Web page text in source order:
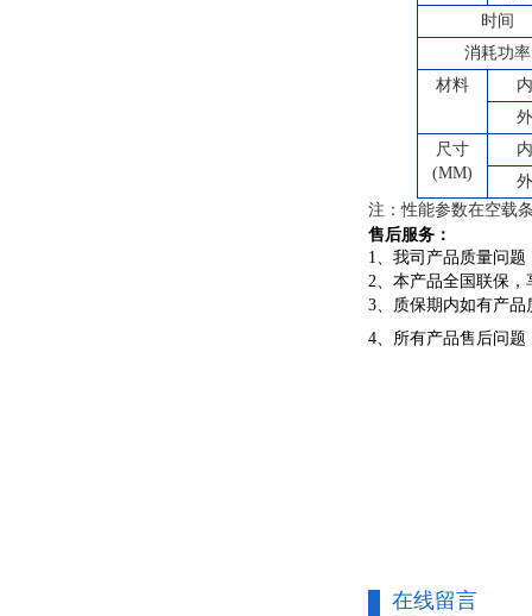
时间
消耗功率
材料
尺寸
(MM)
注：性能参数在空载
售后服务：
1、我司产品质量问
2、本产品全国联保
3、质保期内如有产
4、所有产品售后问题
在线留言